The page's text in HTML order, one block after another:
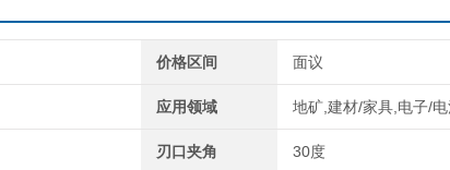
价格区间 面议
应用领域 地矿,建材/家具,电子/
刃口夹角 30度